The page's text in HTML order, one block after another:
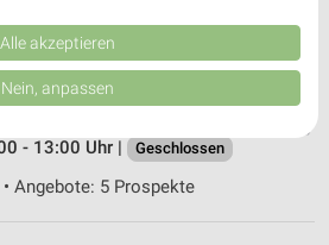
❯
mit Kaffee Bar Laupheim
8
- 13:00 Uhr |
Geschlossen
Angebote: 5 Prospekte
verschiedenen Quellen. Entwicklung und
reduzierter Daten zur Auswahl
Union weitergegeben und in die
Anbieter)
Alle akzeptieren
Nein, anpassen